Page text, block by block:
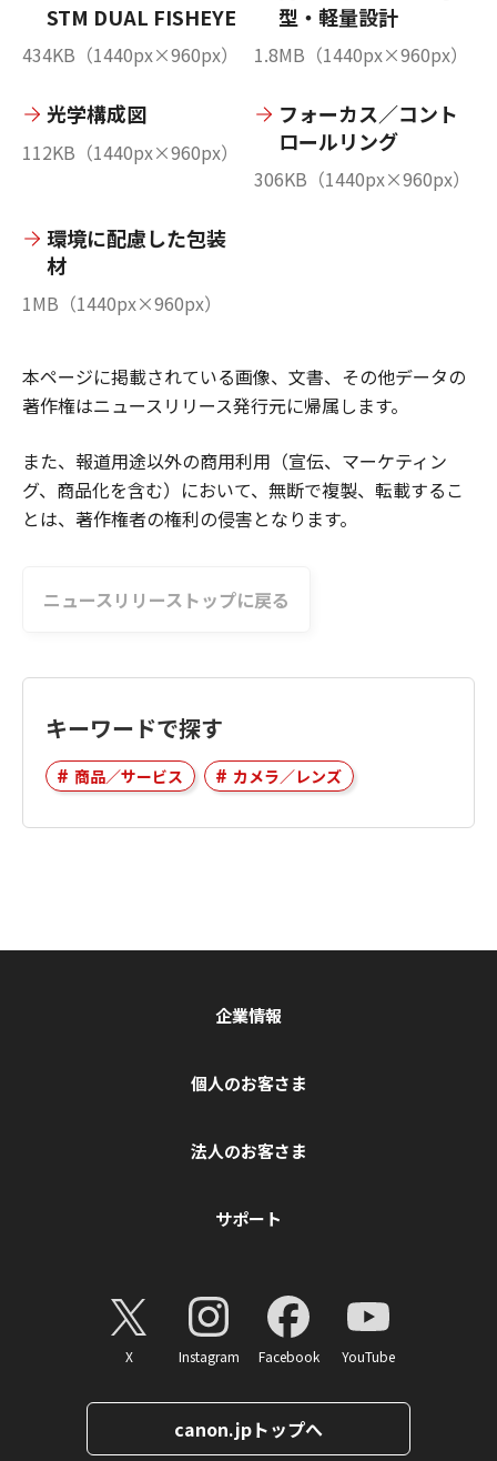
STM DUAL FISHEYE
434KB（1440px×960px）
型・軽量設計
1.8MB（1440px×960px）
光学構成図
112KB（1440px×960px）
フォーカス／コント
ロールリング
306KB（1440px×960px）
環境に配慮した包装
材
1MB（1440px×960px）
本ページに掲載されている画像、文書、その他データの
著作権はニュースリリース発行元に帰属します。
また、報道用途以外の商用利用（宣伝、マーケティン
グ、商品化を含む）において、無断で複製、転載するこ
とは、著作権者の権利の侵害となります。
ニュースリリーストップに戻る
キーワードで探す
商品／サービス カメラ／レンズ
企業情報
個人のお客さま
法人のお客さま
サポート
X Instagram Facebook YouTube
canon.jpトップへ